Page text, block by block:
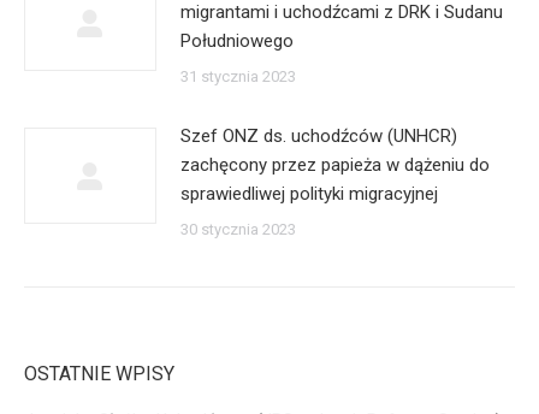
migrantami i uchodźcami z DRK i Sudanu
Południowego
31 stycznia 2023
Szef ONZ ds. uchodźców (UNHCR)
zachęcony przez papieża w dążeniu do
sprawiedliwej polityki migracyjnej
30 stycznia 2023
OSTATNIE WPISY